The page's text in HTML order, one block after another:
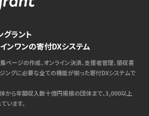
ラント
ンワンの寄付DXシステム
ページの作成、オンライン決済、支援者管理、領収書
ジングに必要な全ての機能が揃った寄付DXシステムで
から年間収入数十億円規模の団体まで、3,000以上
います。